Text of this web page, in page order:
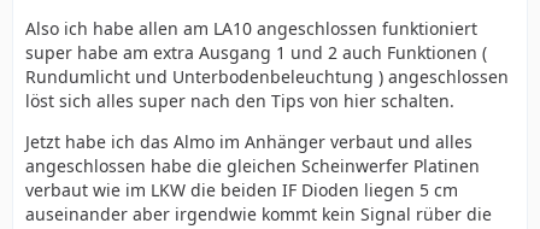
Also ich habe allen am LA10 angeschlossen funktioniert
super habe am extra Ausgang 1 und 2 auch Funktionen (
Rundumlicht und Unterbodenbeleuchtung ) angeschlossen
löst sich alles super nach den Tips von hier schalten.
Jetzt habe ich das Almo im Anhänger verbaut und alles
angeschlossen habe die gleichen Scheinwerfer Platinen
verbaut wie im LKW die beiden IF Dioden liegen 5 cm
auseinander aber irgendwie kommt kein Signal rüber die